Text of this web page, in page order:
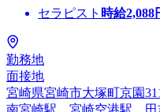
セラピスト 時給2,088
勤務地
面接地
宮崎県宮崎市大塚町京園
南宮崎駅、宮崎空港駅、